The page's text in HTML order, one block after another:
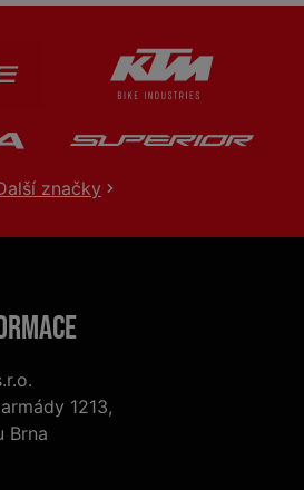
značky
1213,
Brna